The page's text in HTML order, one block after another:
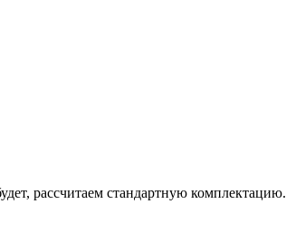
рассчитаем стандартную комплектацию.